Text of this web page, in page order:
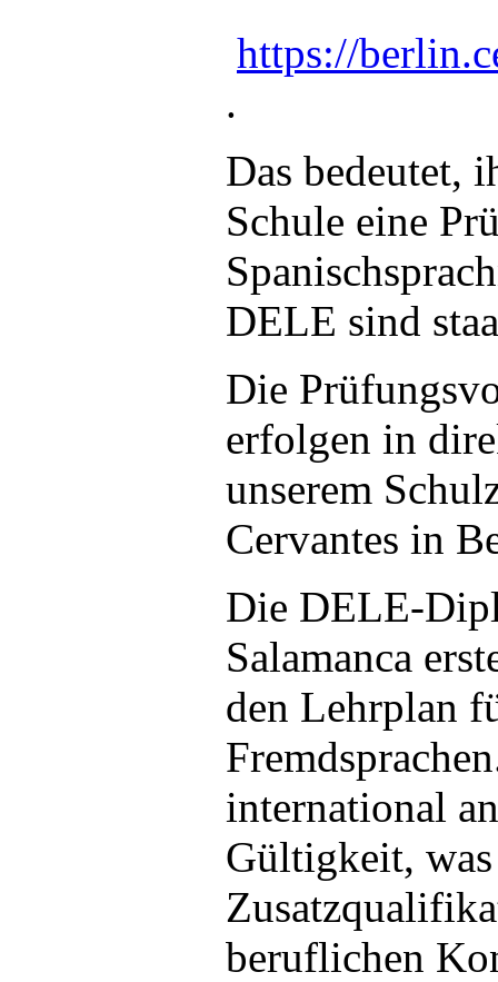
https://
.
Das bedeutet,
Schule eine
DELE sind
Die
erfolgen in
unserem
Cervantes in
Die DELE-
Salamanca
den Lehrplan
international
Gültigkeit,
beruflichen